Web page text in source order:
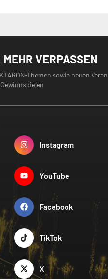
VERPASSEN
Themen sowie neuen
Instagram
YouTube
Facebook
TikTok
X